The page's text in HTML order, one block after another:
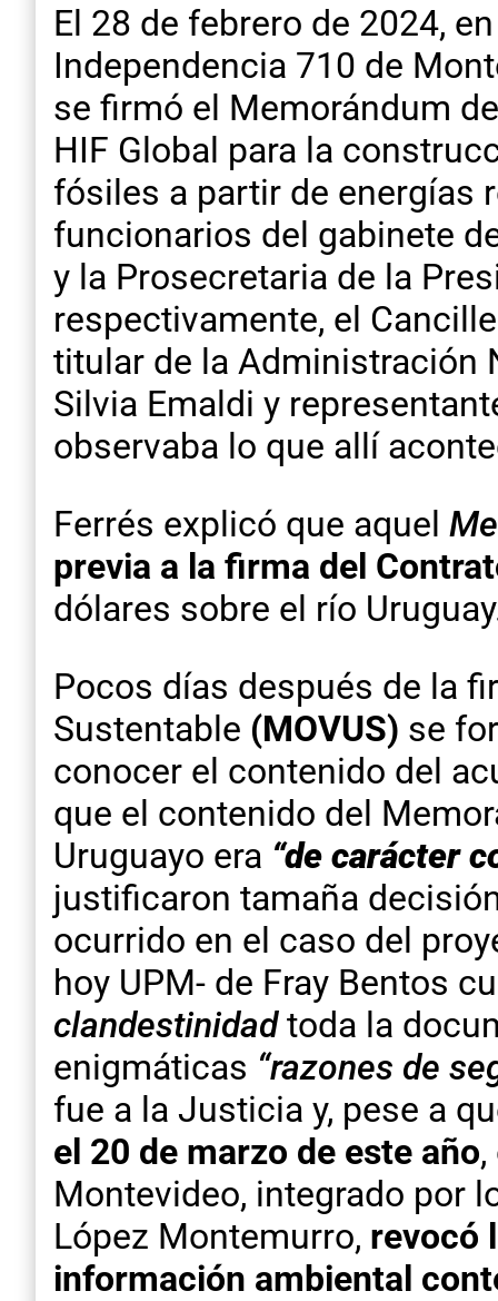
El 28 de febrero de 2024,
Independencia 710 de
se firmó el Memorándum
HIF Global para la
fósiles a partir de energías
funcionarios del gabinete
y la Prosecretaria de la
respectivamente, el
titular de la Administración
Silvia Emaldi y
observaba lo que allí
Ferrés explicó que aquel
previa a la firma del
dólares sobre el río
Pocos días después de la
Sustentable (MOVUS) se
conocer el contenido del
que el contenido del
Uruguayo era “de carácter
justificaron tamaña
ocurrido en el caso del
hoy UPM- de Fray Bentos
clandestinidadtoda la
enigmáticas “razones de
fue a la Justicia y, pese a
el 20 de marzo de este año
Montevideo, integrado por
López Montemurro, revocó
información ambiental